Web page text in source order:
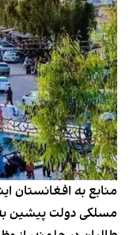
مسلکی دولت پیشین به